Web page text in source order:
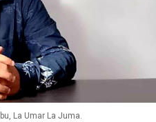
La Umar La Juma.